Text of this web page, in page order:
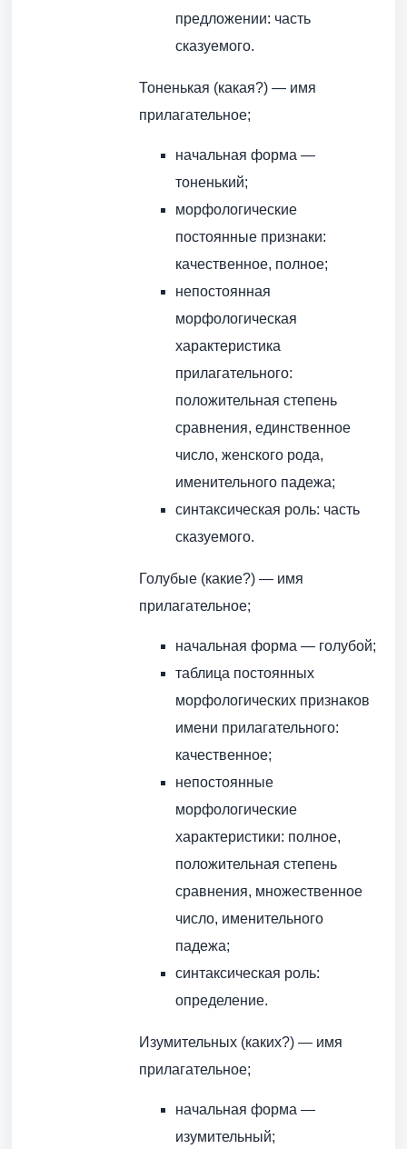
предложении: часть
сказуемого.
Тоненькая (какая?) — имя
прилагательное;
начальная форма —
тоненький;
морфологические
постоянные признаки:
качественное, полное;
непостоянная
морфологическая
характеристика
прилагательного:
положительная степень
сравнения, единственное
число, женского рода,
именительного падежа;
синтаксическая роль: часть
сказуемого.
Голубые (какие?) — имя
прилагательное;
начальная форма — голубой;
таблица постоянных
морфологических признаков
имени прилагательного:
качественное;
непостоянные
морфологические
характеристики: полное,
положительная степень
сравнения, множественное
число, именительного
падежа;
синтаксическая роль:
определение.
Изумительных (каких?) — имя
прилагательное;
начальная форма —
изумительный;